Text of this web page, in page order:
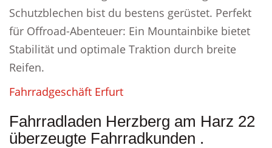
Schutzblechen bist du bestens gerüstet. Perfekt
für Offroad-Abenteuer: Ein Mountainbike bietet
Stabilität und optimale Traktion durch breite
Reifen.
Fahrradgeschäft Erfurt
Fahrradladen Herzberg am Harz 22
überzeugte Fahrradkunden .